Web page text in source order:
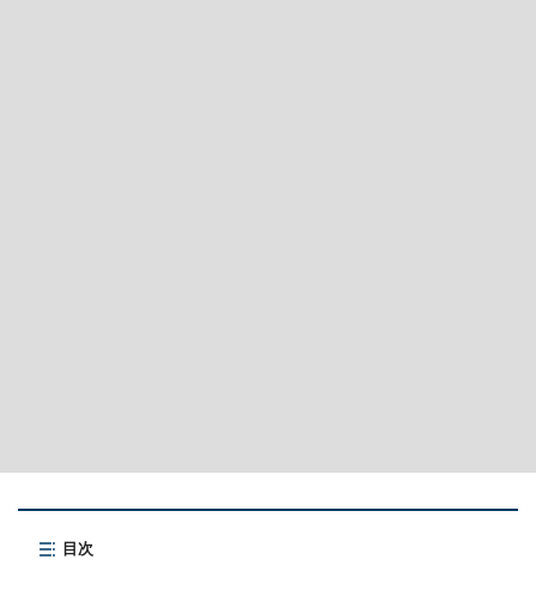
目次